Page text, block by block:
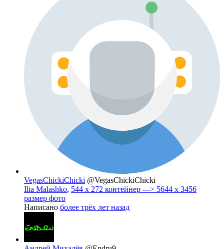
VegasChickiChicki @VegasChickiChicki
Ilia Malashko, 544 x 272 контейнер ---> 5644 x 3456
размер фото
Написано более трёх лет назад